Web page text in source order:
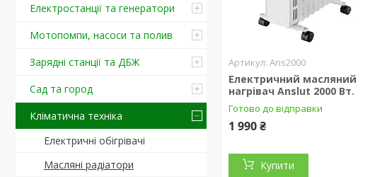
Електростанції та генератори
Мотопомпи, насоси та полив
Зарядні станції та ДБЖ
Сад та город
Кліматична техніка
Електричні обігрівачі
Масляні радіатори
Ans2000
Електричний масляний
нагрівач Anslut 2000 Вт.
Готово до відправки
1 990 ₴
Купити